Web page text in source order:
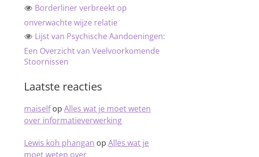
Borderliner verbreekt op
onverwachte wijze relatie
Lijst van Psychische Aandoeningen:
Een Overzicht van Veelvoorkomende
Stoornissen
Laatste reacties
maiselfop Alles wat je moet weten
over informatieverwerking
Lewis koh phangan op Alles wat je
moet weten over